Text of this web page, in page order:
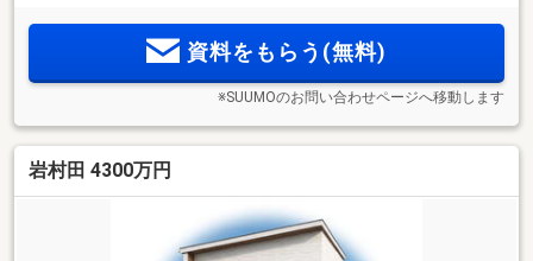
資料をもらう(無料)
※SUUMOのお問い合わせページへ移動します
岩村田 4300万円